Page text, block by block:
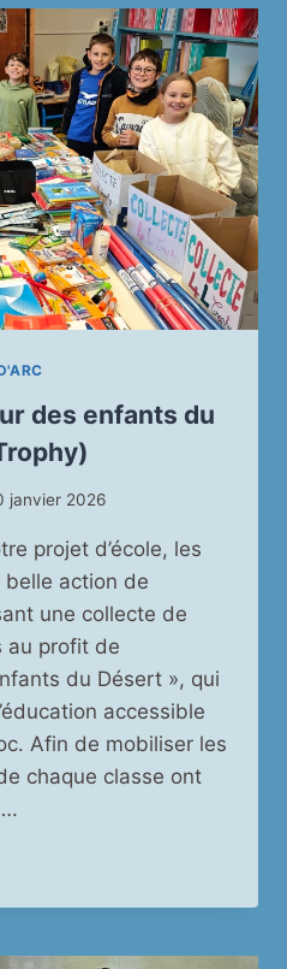
des enfants du
janvier 2026
projet d’école, les
belle action de
une collecte de
au profit de
du Désert », qui
accessible
Afin de mobiliser les
chaque classe ont